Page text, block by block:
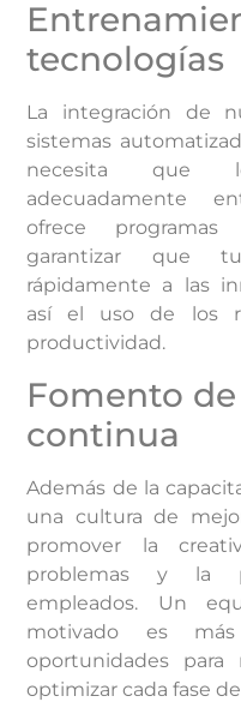
tecnologías
La integración de
sistemas
necesita que
adecuadamente
ofrece
garantizar que
rápidamente a las
así el uso de los
productividad.
Fomento
continua
Además de la
una cultura de
promover la
problemas y la
empleados. Un
motivado es
oportunidades
optimizar cada fase